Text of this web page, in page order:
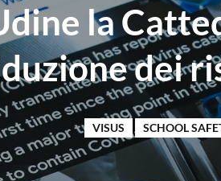
la
dei
VISUS SCHOOL